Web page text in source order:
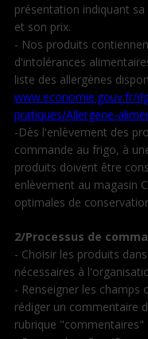
présentation indiquant
et son prix.
- Nos produits
d'intolérances
liste des allergènes
www.economie.gouv.fr/
pratiques/Allergene-
-Dès l'enlèvement des
commande au frigo, à
produits doivent être
enlèvement au magasin
optimales de
2/Processus de
- Choisir les produits
nécessaires à
- Renseigner les champs
rédiger un commentaire
rubrique "commentaires"